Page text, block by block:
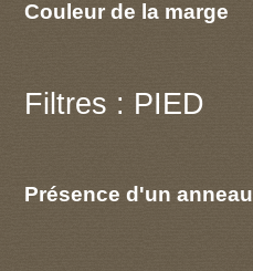
Couleur de la marge
Filtres : PIED
Présence d'un anneau